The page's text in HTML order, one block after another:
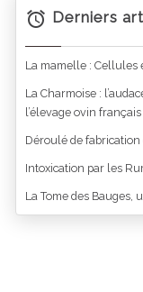
Derniers
La mamelle : Cellules
La Charmoise :
l’élevage ovin français
Déroulé de
Intoxication par les
La Tome des Bauges,